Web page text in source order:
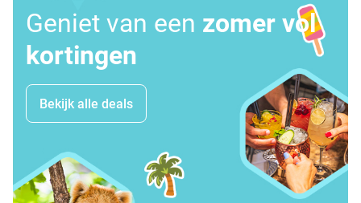
Geniet van een zomer vol
kortingen
Bekijk alle deals